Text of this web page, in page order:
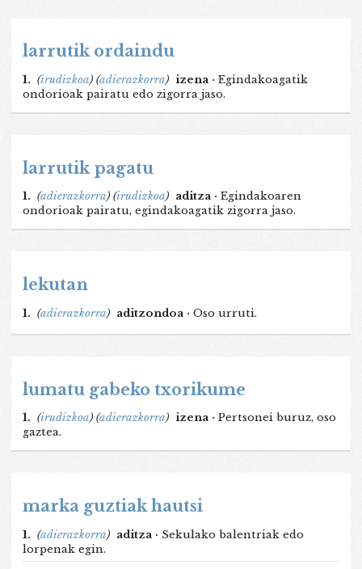
larrutik ordaindu
1. (irudizkoa) (adierazkorra) izena · Egindakoagatik
ondorioak pairatu edo zigorra jaso.
larrutik pagatu
1. (adierazkorra) (irudizkoa) aditza · Egindakoaren
ondorioak pairatu, egindakoagatik zigorra jaso.
lekutan
1. (adierazkorra) aditzondoa · Oso urruti.
lumatu gabeko txorikume
1. (irudizkoa) (adierazkorra) izena · Pertsonei buruz, oso
gaztea.
marka guztiak hautsi
1. (adierazkorra) aditza · Sekulako balentriak edo
lorpenak egin.